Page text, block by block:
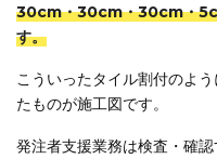
30cm・30cm・30cm・
す。
こういったタイル割付のよ
たものが施工図です。
発注者支援業務は検査・確